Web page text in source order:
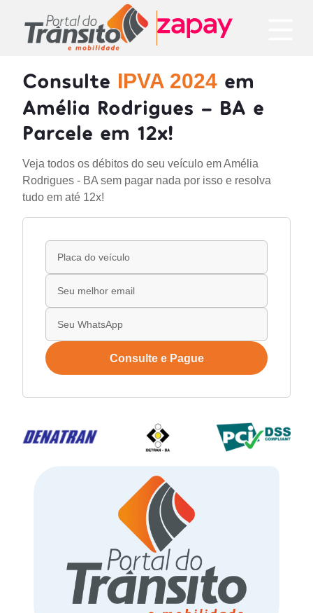
Consulte IPVA 2024 em
Amélia Rodrigues - BA e
Parcele em 12x!
Veja todos os débitos do seu veículo em Amélia
Rodrigues - BA sem pagar nada por isso e resolva
tudo em até 12x!
Consulte e Pague